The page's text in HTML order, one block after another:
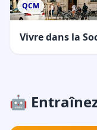
QCM
Vivre dans la
🤖